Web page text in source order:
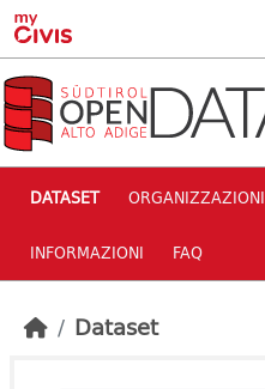
Skip to main content
DATASET ORGANIZZAZIONI
INFORMAZIONI FAQ
Dataset